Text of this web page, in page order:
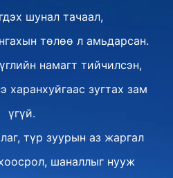
шунал тачаал,
төлөө л амьдарсан.
намагт тийчилсэн,
харанхуйгаас зугтах зам
үгүй.
түр зуурын аз жаргал
шаналлыг нууж